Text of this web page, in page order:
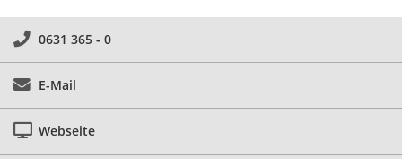
0631 365 - 0
E-Mail
Webseite